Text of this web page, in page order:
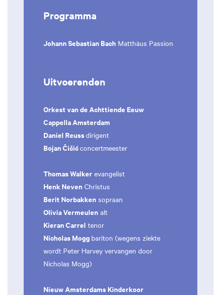
Programma
Johann Sebastian Bach Matthäus Passion
Uitvoerenden
Orkest van de Achttiende Eeuw
Cappella Amsterdam
Daniel Reussdirigent
Bojan Čičićconcertmeester
Thomas Walker evangelist
Henk Neven Christus
Berit Norbakken sopraan
Olivia Vermeulen alt
Kieran Carrel tenor
Nicholas Mogg bariton (wegens ziekte
wordt Peter Harvey vervangen door
Nicholas Mogg)
Nieuw Amsterdams Kinderkoor